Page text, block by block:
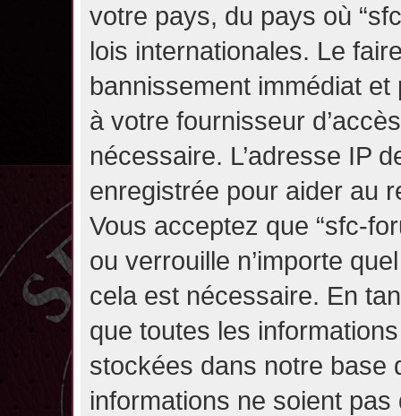
votre pays, du pays où
lois internationales. Le
bannissement immédiat
à votre fournisseur
nécessaire. L’adresse IP
enregistrée pour aider au
Vous acceptez que “sfc-
ou verrouille n’importe
cela est nécessaire. En
que toutes les
stockées dans notre base
informations ne soient